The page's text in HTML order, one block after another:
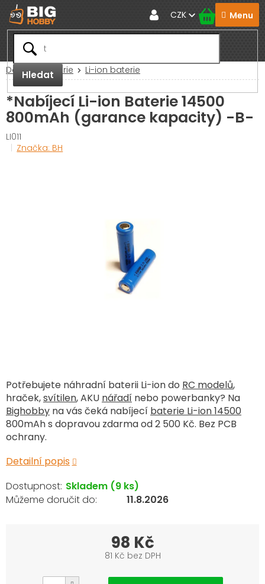
Přejít
na
obsah
Hledat
CZK
Domů Baterie Li-ion baterie
*Nabíjecí Li-ion Baterie 14500
800mAh (garance kapacity) -B-
LI011
Značka: BH
Potřebujete náhradní baterii Li-ion do RC modelů,
hraček,svítilen, AKU nářadí nebo powerbanky? Na
Bighobby na vás čeká nabíjecí baterie Li-ion 14500
800mAh s dopravou zdarma od 2 500 Kč. Bez PCB
ochrany.
Detailní popis
Skladem (9 ks)
11.8.2026
98 Kč
81 Kč bez DPH
cena: